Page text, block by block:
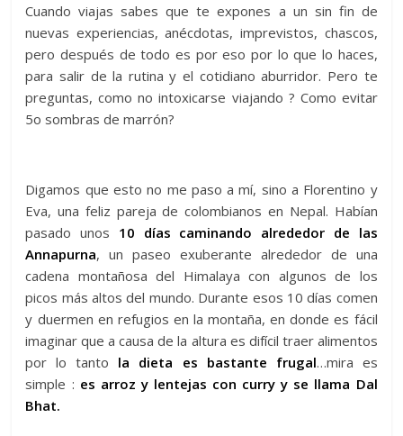
Cuando viajas sabes que te expones a un sin fin de
nuevas experiencias, anécdotas, imprevistos, chascos,
pero después de todo es por eso por lo que lo haces,
para salir de la rutina y el cotidiano aburridor. Pero te
preguntas, como no intoxicarse viajando ? Como evitar
5o sombras de marrón?
Digamos que esto no me paso a mí, sino a Florentino y
Eva, una feliz pareja de colombianos en Nepal. Habían
pasado unos 10 días caminando alrededor de las
Annapurna, un paseo exuberante alrededor de una
cadena montañosa del Himalaya con algunos de los
picos más altos del mundo. Durante esos 10 días comen
y duermen en refugios en la montaña, en donde es fácil
imaginar que a causa de la altura es difícil traer alimentos
por lo tanto la dieta es bastante frugal…mira es
simple : es arroz y lentejas con curry y se llama Dal
Bhat.